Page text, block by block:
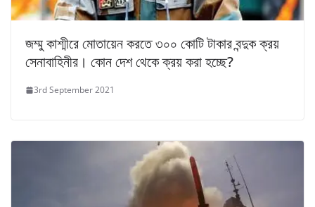
জম্মু কাশ্মীরে মোতায়েন করতে ৩০০ কোটি টাকার বন্দুক ক্রয়
সেনাবাহিনীর। কোন দেশ থেকে ক্রয় করা হচ্ছে?
3rd September 2021